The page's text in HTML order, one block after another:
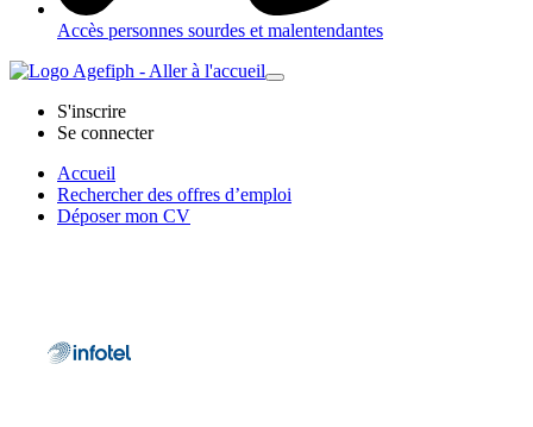
Accès personnes sourdes et malentendantes
S'inscrire
Se connecter
Accueil
Rechercher des offres d’emploi
Déposer mon CV